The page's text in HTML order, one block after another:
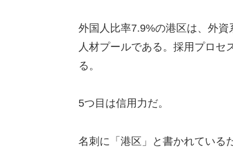
外国人比率7.9%の港区は、外
人材プールである。採用プロセ
る。
5つ目は信用力だ。
名刺に「港区」と書かれている